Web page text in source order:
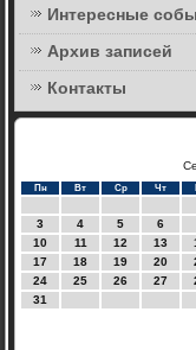
Интересные
Архив записей
Контакты
Пн Вт Ср Чт
3
4 5 6
10
11 12 13
17
18 19 20
24
25 26 27
31